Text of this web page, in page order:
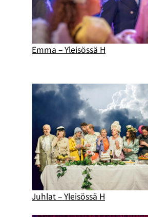
Emma – Yleisössä H
Juhlat – Yleisössä H